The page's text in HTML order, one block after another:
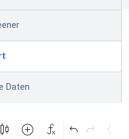
Daten